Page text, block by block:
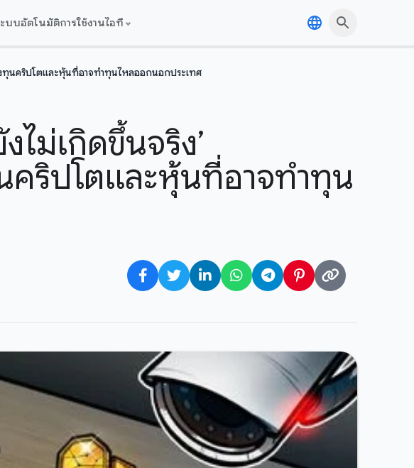
ะบบอัตโนมัติการใช้งานไอที
งทุนคริปโตและหุ้นที่อาจทำทุนไหลออกนอกประเทศ
ไม่เกิดขึ้นจริง’
คริปโตและหุ้นที่อาจทำทุน